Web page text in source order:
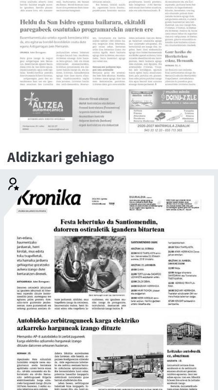
Aldizkari gehiago